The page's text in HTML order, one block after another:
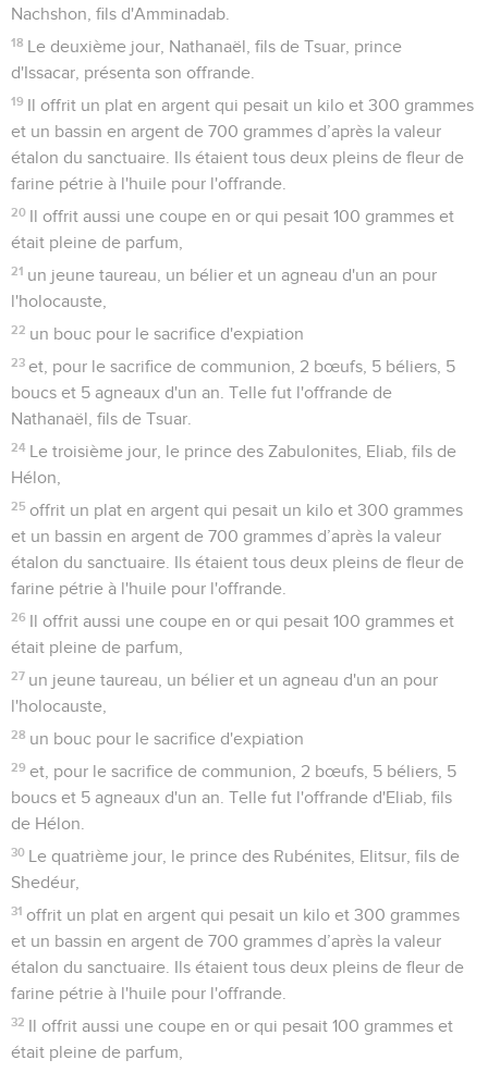
Nachshon, fils d'Amminadab.
18
Le deuxième jour, Nathanaël, fils de Tsuar, prince
d'Issacar, présenta son offrande.
19
Il offrit un plat en argent qui pesait un kilo et 300 grammes
et un bassin en argent de 700 grammes d’après la valeur
étalon du sanctuaire. Ils étaient tous deux pleins de fleur de
farine pétrie à l'huile pour l'offrande.
20
Il offrit aussi une coupe en or qui pesait 100 grammes et
était pleine de parfum,
21 un jeune taureau, un bélier et un agneau d'un an pour
l'holocauste,
22 un bouc pour le sacrifice d'expiation
23 et, pour le sacrifice de communion, 2 bœufs, 5 béliers, 5
boucs et 5 agneaux d'un an. Telle fut l'offrande de
Nathanaël, fils de Tsuar.
24
Le troisième jour, le prince des Zabulonites, Eliab, fils de
Hélon,
25 offrit un plat en argent qui pesait un kilo et 300 grammes
et un bassin en argent de 700 grammes d’après la valeur
étalon du sanctuaire. Ils étaient tous deux pleins de fleur de
farine pétrie à l'huile pour l'offrande.
26
Il offrit aussi une coupe en or qui pesait 100 grammes et
était pleine de parfum,
27 un jeune taureau, un bélier et un agneau d'un an pour
l'holocauste,
28 un bouc pour le sacrifice d'expiation
29 et, pour le sacrifice de communion, 2 bœufs, 5 béliers, 5
boucs et 5 agneaux d'un an. Telle fut l'offrande d'Eliab, fils
de Hélon.
30
Le quatrième jour, le prince des Rubénites, Elitsur, fils de
Shedéur,
31 offrit un plat en argent qui pesait un kilo et 300 grammes
et un bassin en argent de 700 grammes d’après la valeur
étalon du sanctuaire. Ils étaient tous deux pleins de fleur de
farine pétrie à l'huile pour l'offrande.
32
Il offrit aussi une coupe en or qui pesait 100 grammes et
était pleine de parfum,